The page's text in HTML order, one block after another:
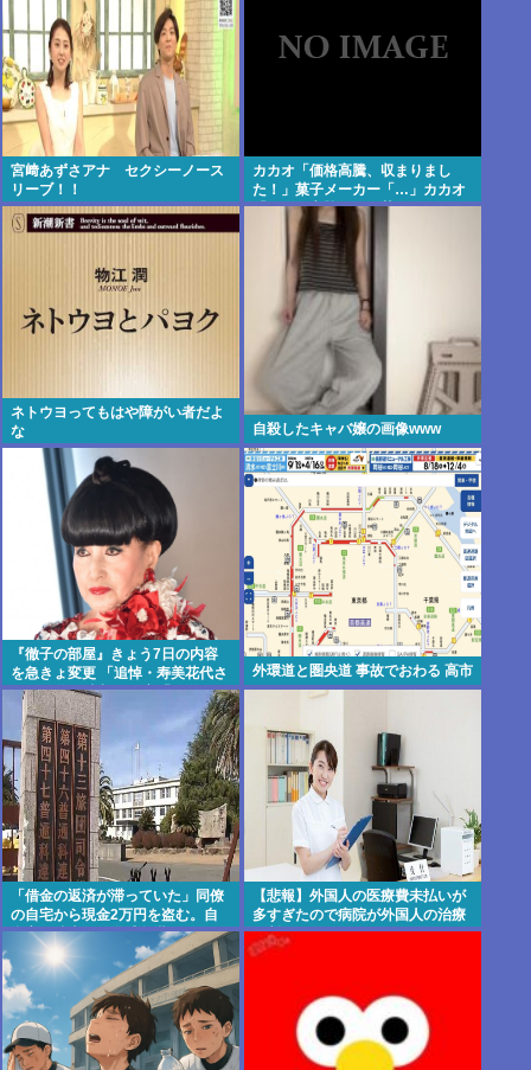
宮﨑あずさアナ セクシーノース
リーブ！！
カカオ「価格高騰、収まりまし
た！」菓子メーカー「…」カカオ
「あの…高騰が…」菓子メーカー
「値上げします！！」
ネトウヨってもはや障がい者だよ
な
自殺したキャバ嬢の画像www
『徹子の部屋』きょう7日の内容
を急きょ変更 「追悼・寿美花代さ
ん」放送へ 当初の予定「放送日は
未定です」
外環道と圏央道 事故でおわる 高市
「借金の返済が滞っていた」同僚
の自宅から現金2万円を盗む。自
衛官の陸士長が懲戒免職に
【悲報】外国人の医療費未払いが
多すぎたので病院が外国人の治療
を断るようになってしまう